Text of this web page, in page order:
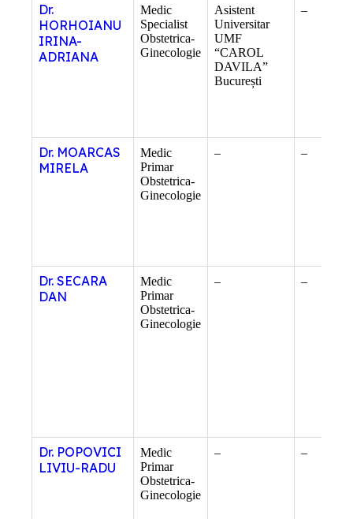
Dr.
HORHOIANU
IRINA-
ADRIANA
Medic
Specialist
Obstetrica-
Ginecologie
Asistent
Universitar
UMF
“CAROL
DAVILA”
București
–
Dr. MOARCAS
MIRELA
Medic
Primar
Obstetrica-
Ginecologie
– –
Dr. SECARA
DAN
Medic
Primar
Obstetrica-
Ginecologie
– –
Dr. POPOVICI
LIVIU-RADU
Medic
Primar
Obstetrica-
Ginecologie
– –